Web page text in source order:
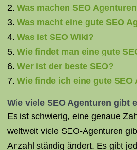
Was machen SEO
Was macht eine gute SEO
Was ist SEO Wiki?
Wie findet man eine gute
Wer ist der beste SEO?
Wie finde ich eine gute SEO
Wie viele SEO Agenturen gibt
Es ist schwierig, eine genaue
weltweit viele SEO-Agenturen
Anzahl ständig ändert. Es gibt